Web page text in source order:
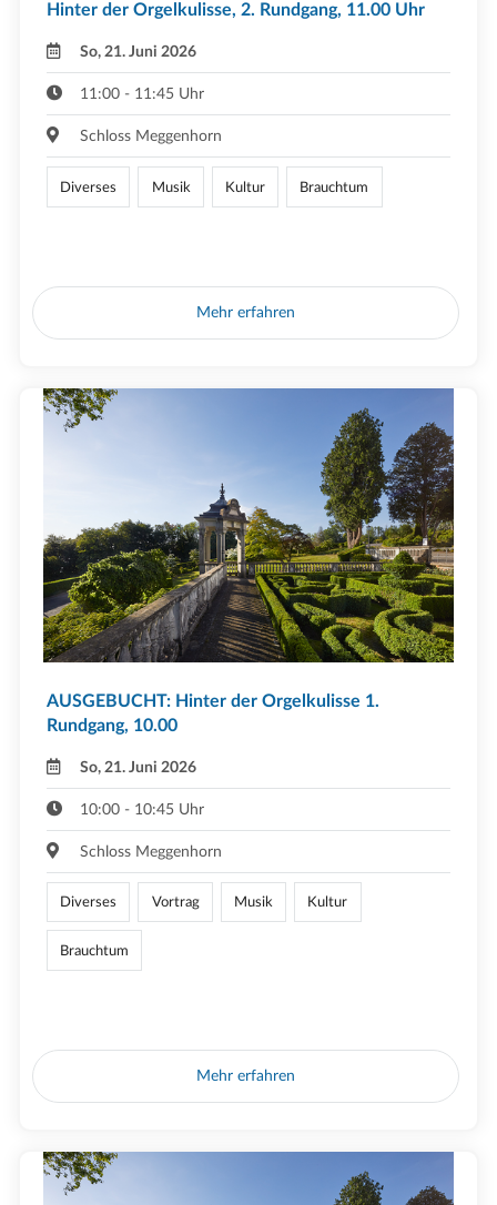
Hinter der Orgelkulisse, 2. Rundgang, 11.00 Uhr
So, 21. Juni 2026
11:00 - 11:45 Uhr
Schloss Meggenhorn
Diverses Musik Kultur Brauchtum
Mehr erfahren
AUSGEBUCHT: Hinter der Orgelkulisse 1.
Rundgang, 10.00
So, 21. Juni 2026
10:00 - 10:45 Uhr
Schloss Meggenhorn
Diverses Vortrag Musik Kultur
Brauchtum
Mehr erfahren